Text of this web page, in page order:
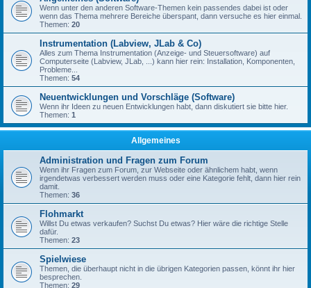
Wenn unter den anderen Software-Themen kein passendes dabei ist oder
wenn das Thema mehrere Bereiche überspant, dann versuche es hier einmal.
Themen: 20
Instrumentation (Labview, JLab & Co)
Alles zum Thema Instrumentation (Anzeige- und Steuersoftware) auf
Computerseite (Labview, JLab, ...) kann hier rein: Installation, Komponenten,
Probleme...
Themen: 54
Neuentwicklungen und Vorschläge (Software)
Wenn ihr Ideen zu neuen Entwicklungen habt, dann diskutiert sie bitte hier.
Themen: 1
Allgemeines
Administration und Fragen zum Forum
Wenn ihr Fragen zum Forum, zur Webseite oder ähnlichem habt, wenn
irgendetwas verbessert werden muss oder eine Kategorie fehlt, dann hier rein
damit.
Themen: 36
Flohmarkt
Willst Du etwas verkaufen? Suchst Du etwas? Hier wäre die richtige Stelle
dafür.
Themen: 23
Spielwiese
Themen, die überhaupt nicht in die übrigen Kategorien passen, könnt ihr hier
besprechen.
Themen: 29